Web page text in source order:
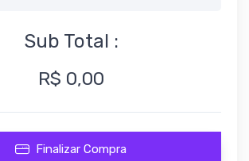
Sub Total :
R$ 0,00
Finalizar Compra